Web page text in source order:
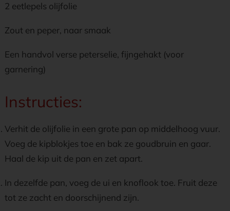
2 eetlepels olijfolie
Zout en peper, naar smaak
Een handvol verse peterselie, fijngehakt (voor
garnering)
Instructies:
Verhit de olijfolie in een grote pan op middelhoog vuur.
Voeg de kipblokjes toe en bak ze goudbruin en gaar.
Haal de kip uit de pan en zet apart.
In dezelfde pan, voeg de ui en knoflook toe. Fruit deze
tot ze zacht en doorschijnend zijn.